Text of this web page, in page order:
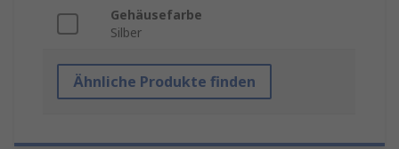
Gehäusefarbe
Silber
Ähnliche Produkte finden